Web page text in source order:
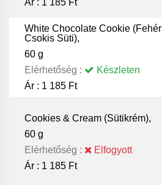
White Chocolate Cookie (Fehér
Csokis Süti),
60 g
Elérhetőség :
Készleten
Ár : 1 185 Ft
Cookies & Cream (Sütikrém),
60 g
Elérhetőség :
Elfogyott
Ár : 1 185 Ft